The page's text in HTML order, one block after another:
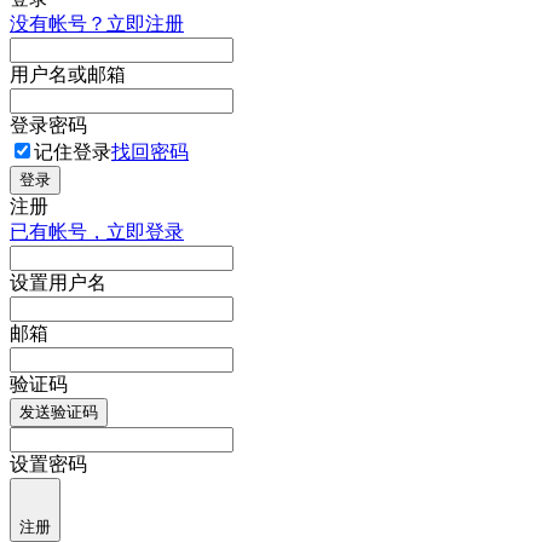
没有帐号？立即注册
用户名或邮箱
登录密码
记住登录找回密码
登录
注册
已有帐号，立即登录
设置用户名
邮箱
验证码
发送验证码
设置密码
注册